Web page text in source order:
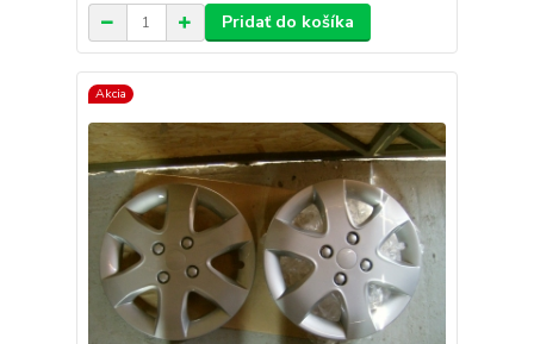
Pridať do košíka
Akcia